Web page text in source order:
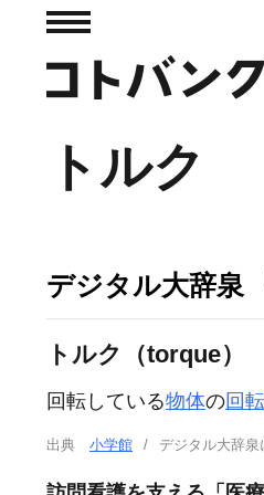
トルク
デジタル大辞泉
トルク（torque）
回転している物体の回
出典 小学館 デジタル大辞